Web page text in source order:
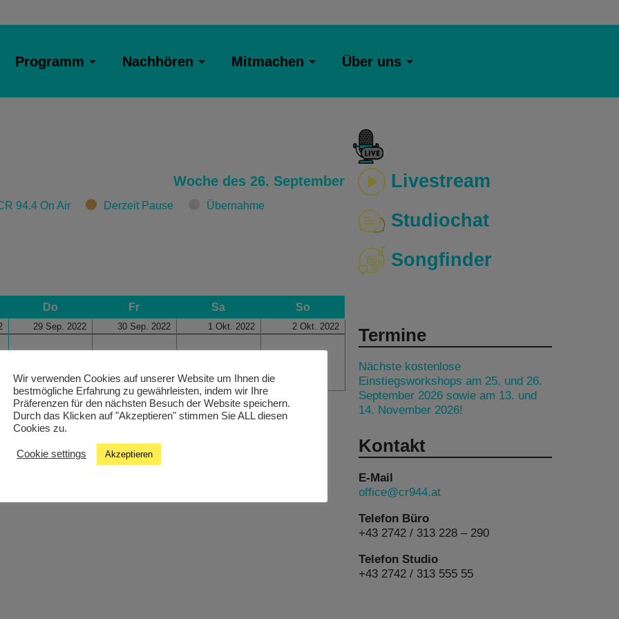
Programm Nachhören Mitmachen Über uns
Woche des 26. September
94.4 On Air Derzeit Pause Übernahme
Do Fr Sa So
29 Sep. 2022 30 Sep. 2022 1 Okt. 2022 2 Okt. 2022
Livestream
Studiochat
Songfinder
Termine
Nächste kostenlose
Einstiegsworkshops am 25. und 26.
September 2026 sowie am 13. und
14. November 2026!
Kontakt
E-Mail
office@cr944.at
Telefon Büro
+43 2742 / 313 228 – 290
Telefon Studio
+43 2742 / 313 555 55
Wir verwenden Cookies auf unserer Website um Ihnen die
bestmögliche Erfahrung zu gewährleisten, indem wir Ihre
Präferenzen für den nächsten Besuch der Website speichern.
Durch das Klicken auf "Akzeptieren" stimmen Sie ALL diesen
Cookies zu.
Cookie settings Akzeptieren